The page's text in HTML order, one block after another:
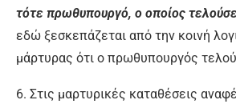
τότε πρωθυπουργό, ο οποίος
εδώ ξεσκεπάζεται από την κοινή
μάρτυρας ότι ο πρωθυπουργός
6. Στις μαρτυρικές καταθέσεις